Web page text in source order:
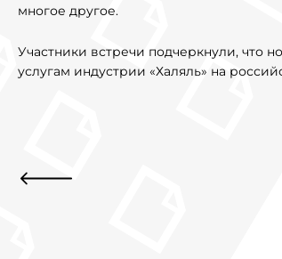
многое другое.
Участники встречи подчеркнули, что
услугам индустрии «Халяль» на